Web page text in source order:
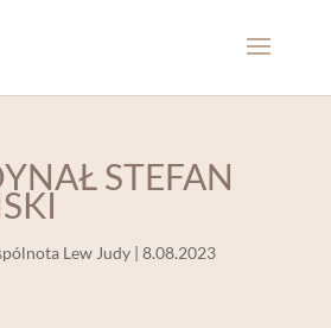
STEFAN
Lew Judy| 8.08.2023